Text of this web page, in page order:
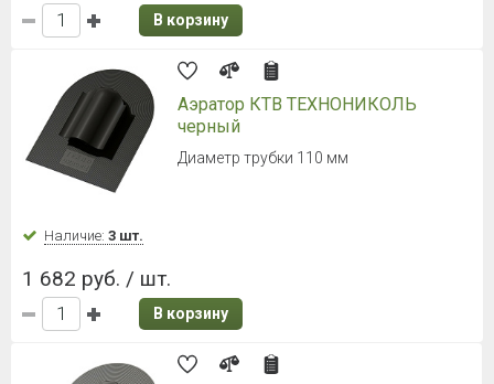
В корзину
Аэратор КТВ ТЕХНОНИКОЛЬ
черный
Диаметр трубки 110 мм
Наличие: 3 шт.
1 682 руб. / шт.
В корзину